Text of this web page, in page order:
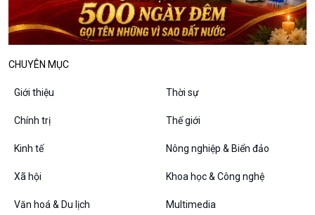
VOV1 đặc biệt
Chân dung cuộc sống
CHUYÊN MỤC
Giới thiệu Thời sự
Chính trị Thế giới
Kinh tế Nông nghiệp & Biển đảo
Xã hội Khoa học & Công nghệ
Văn hoá & Du lịch Multimedia